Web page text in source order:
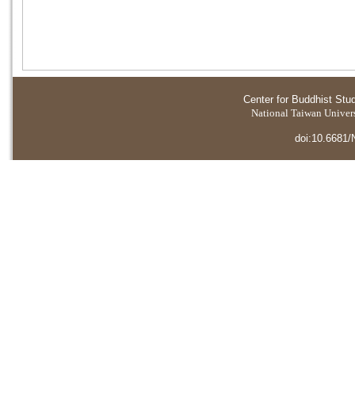
Center for Buddhist
National Taiwan
doi:10.6681/